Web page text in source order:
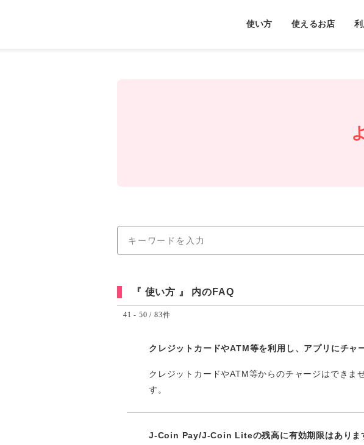
使い方 使えるお店
『 使い方 』 内のFAQ
41 - 50 / 83件
クレジットカードやATM等を利用し、アプリにチャ
クレジットカードやATM等からのチャージはでき
す。
J-Coin Pay/J-Coin Liteの残高に有効期限はありま